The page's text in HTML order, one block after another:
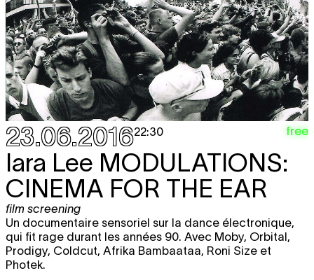
23.06.201622:30 free
Iara Lee MODULATIONS:
CINEMA FOR THE EAR
film screening
Un documentaire sensoriel sur la dance électronique,
qui fit rage durant les années 90. Avec Moby, Orbital,
Prodigy, Coldcut, Afrika Bambaataa, Roni Size et
Photek.